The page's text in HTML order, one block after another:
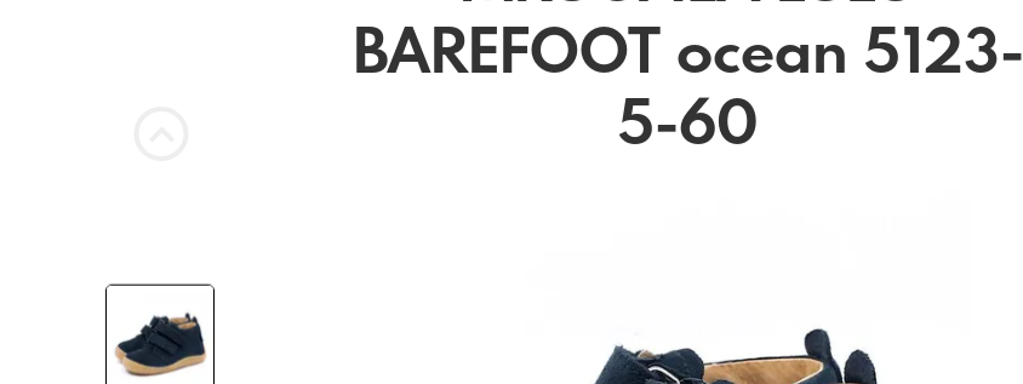
BAREFOOT ocean 5123-
5-60